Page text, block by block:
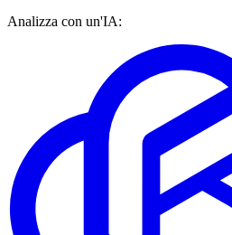
Analizza con un'IA: